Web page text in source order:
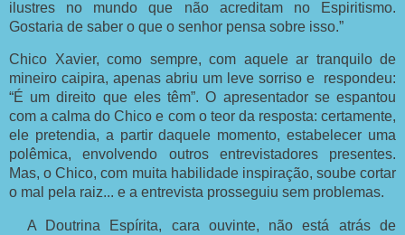
ilustres no mundo que não acreditam no Espiritismo.
Gostaria de saber o que o senhor pensa sobre isso.”
Chico Xavier, como sempre, com aquele ar tranquilo de
mineiro caipira, apenas abriu um leve sorriso e respondeu:
“É um direito que eles têm”. O apresentador se espantou
com a calma do Chico e com o teor da resposta: certamente,
ele pretendia, a partir daquele momento, estabelecer uma
polêmica, envolvendo outros entrevistadores presentes.
Mas, o Chico, com muita habilidade inspiração, soube cortar
o mal pela raiz... e a entrevista prosseguiu sem problemas.
A Doutrina Espírita, cara ouvinte, não está atrás de